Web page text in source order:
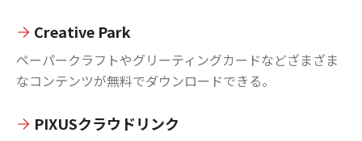
Creative Park
ペーパークラフトやグリーティングカードなどざまざま
なコンテンツが無料でダウンロードできる。
PIXUSクラウドリンク